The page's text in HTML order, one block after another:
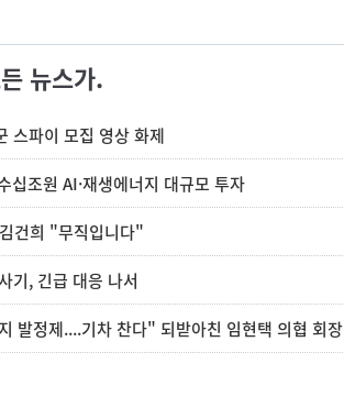
뉴스가.
스파이 모집 영상 화제
십조원 AI·재생에너지 대규모 투자
건희 "무직입니다"
기, 긴급 대응 나서
발정제....기차 찬다" 되받아친 임현택 의협 회장